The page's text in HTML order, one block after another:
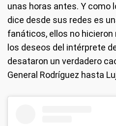
unas horas antes. Y como
dice desde sus redes es
fanáticos, ellos no
los deseos del intérprete
desataron un verdadero
General Rodríguez hasta